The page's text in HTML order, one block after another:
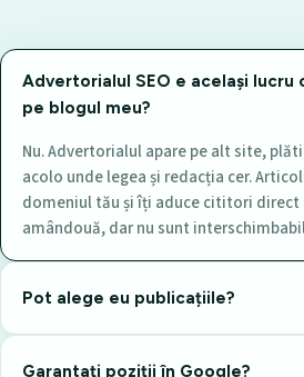
Advertorialul SEO e același lucru
pe blogul meu?
Nu. Advertorialul apare pe alt site,
acolo unde legea și redacția cer.
domeniul tău și îți aduce cititori direct
amândouă, dar nu sunt
Pot alege eu publicațiile?
Garantați poziții în Google?